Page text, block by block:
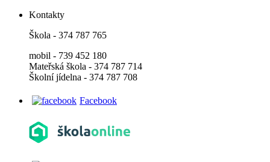
Kontakty
Škola - 374 787 765
mobil - 739 452 180
Mateřská škola - 374 787 714
Školní jídelna - 374 787 708
Facebook